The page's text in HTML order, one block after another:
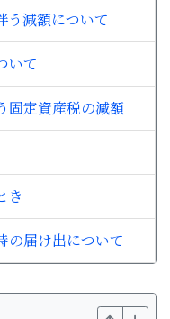
う減額について
いて
固定資産税の減額
き
の届け出について